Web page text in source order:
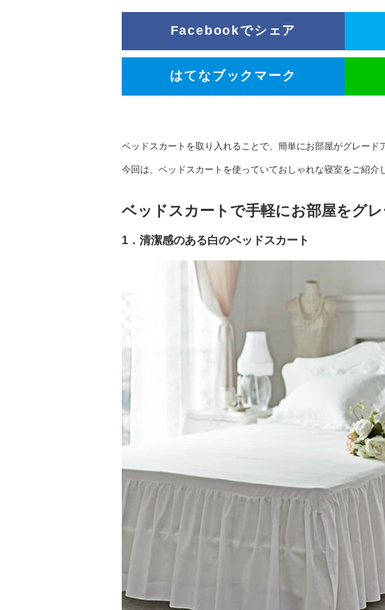
Facebookでシェア
はてなブックマーク
ベッドスカートを取り入れることで、簡単にお部屋がグレード
今回は、ベッドスカートを使っていておしゃれな寝室をご紹介
ベッドスカートで手軽にお部屋をグ
1．清潔感のある白のベッドスカート